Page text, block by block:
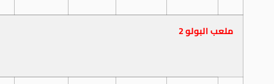
ملعب البولو 2